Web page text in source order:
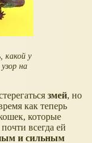
какой у
на
змей, но
как теперь
которые
всегда ей
и сильным